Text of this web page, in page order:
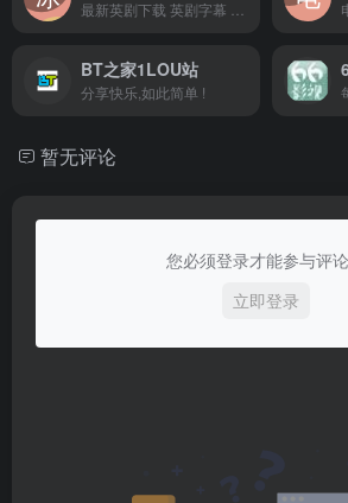
BT之家1LOU站
分享快乐,如此简单 !
暂无评论
您必须登录才能参与评论
立即登录